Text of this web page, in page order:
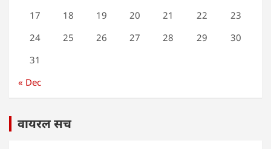
17
18 19 20 21 22
23
24
25 26 27 28 29
30
31
« Dec
वायरल सच